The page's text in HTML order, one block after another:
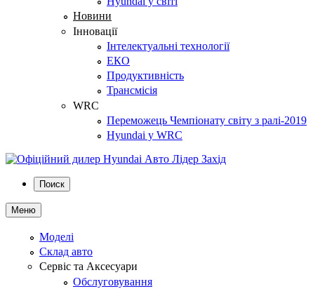
Новини
Інновації
Інтелектуальні технології
ЕКО
Продуктивність
Трансмісія
WRC
Переможець Чемпіонату світу з ралі-2019
Hyundai у WRC
Поиск
Меню
Моделі
Склад авто
Сервіс та Аксесуари
Обслуговування